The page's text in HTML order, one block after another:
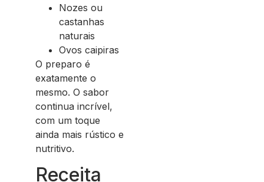
Nozes ou
castanhas
naturais
Ovos caipiras
O preparo é
exatamente o
mesmo. O sabor
continua incrível,
com um toque
ainda mais rústico e
nutritivo.
Receita